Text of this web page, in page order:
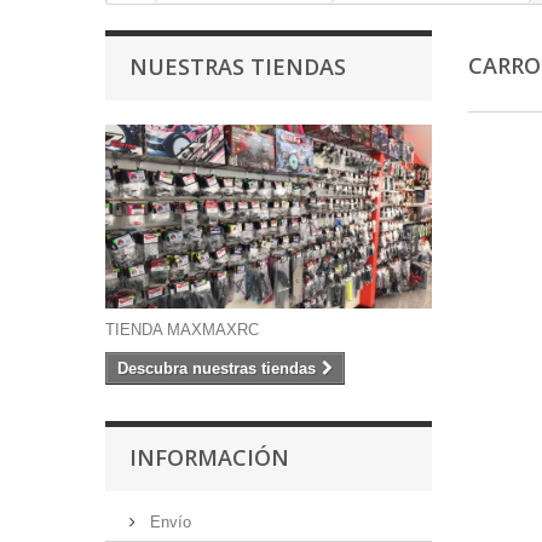
NUESTRAS TIENDAS
TIENDA MAXMAXRC
Descubra nuestras tiendas
INFORMACIÓN
Envío